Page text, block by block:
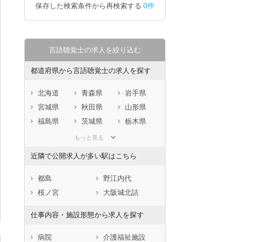
保存した検索条件から再検索する 0件
言語聴覚士の求人を絞り込む
都道府県から言語聴覚士の求人を探す
北海道 青森県
岩手県
宮城県
秋田県
山形県
福島県
茨城県
栃木県
埼玉県
石川県
福井県
岐阜県
静岡県
愛知県
三重県
兵庫県
奈良県
和歌山県
鳥取県
島根県
岡山県
もっと見る
近隣で公開求人が多い駅はこちら
都島
野江内代
桜ノ宮
大阪城北詰
仕事内容・施設形態から求人を探す
病院
介護福祉施設